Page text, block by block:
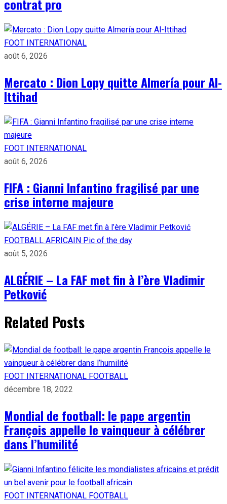
contrat pro
FOOT INTERNATIONAL
août 6, 2026
Mercato : Dion Lopy quitte Almería pour Al-
Ittihad
FOOT INTERNATIONAL
août 6, 2026
FIFA : Gianni Infantino fragilisé par une
crise interne majeure
FOOTBALL AFRICAIN Pic of the day
août 5, 2026
ALGÉRIE – La FAF met fin à l’ère Vladimir
Petković
Related Posts
FOOT INTERNATIONAL FOOTBALL
décembre 18, 2022
Mondial de football: le pape argentin
François appelle le vainqueur à célébrer
dans l’humilité
FOOT INTERNATIONAL FOOTBALL